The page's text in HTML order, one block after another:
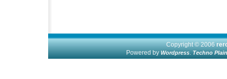
Copyright © 2006
Powered byWordpress.Techno Plain